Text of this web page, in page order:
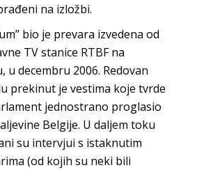
na izložbi.
bio je prevara izvedena od
TV stanice RTBF na
u decembru 2006. Redovan
prekinut je vestima koje tvrde
jednostrano proglasio
Belgije. U daljem toku
su intervjui s istaknutim
(od kojih su neki bili